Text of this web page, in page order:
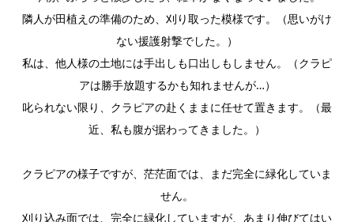
隣人が田植えの準備のため、刈り取った模様です。（思いがけ
ない援護射撃でした。）
私は、他人様の土地には手出しも口出しもしません。（クラピ
アは勝手放題するかも知れませんが…）
叱られない限り、クラピアの赴くままに任せて置きます。（最
近、私も腹が据わってきました。）
クラピアの様子ですが、茫茫面では、まだ完全に緑化していま
せん。
刈り込み面では、完全に緑化していますが、あまり伸びてはい